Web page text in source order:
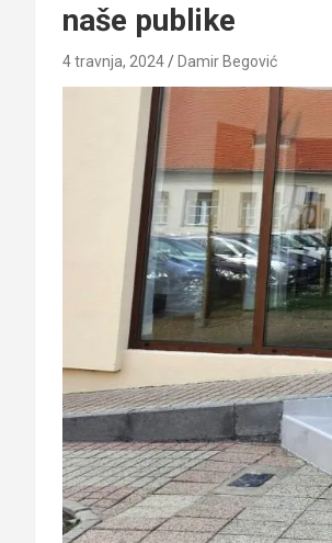
naše publike
4 travnja, 2024 Damir Begović